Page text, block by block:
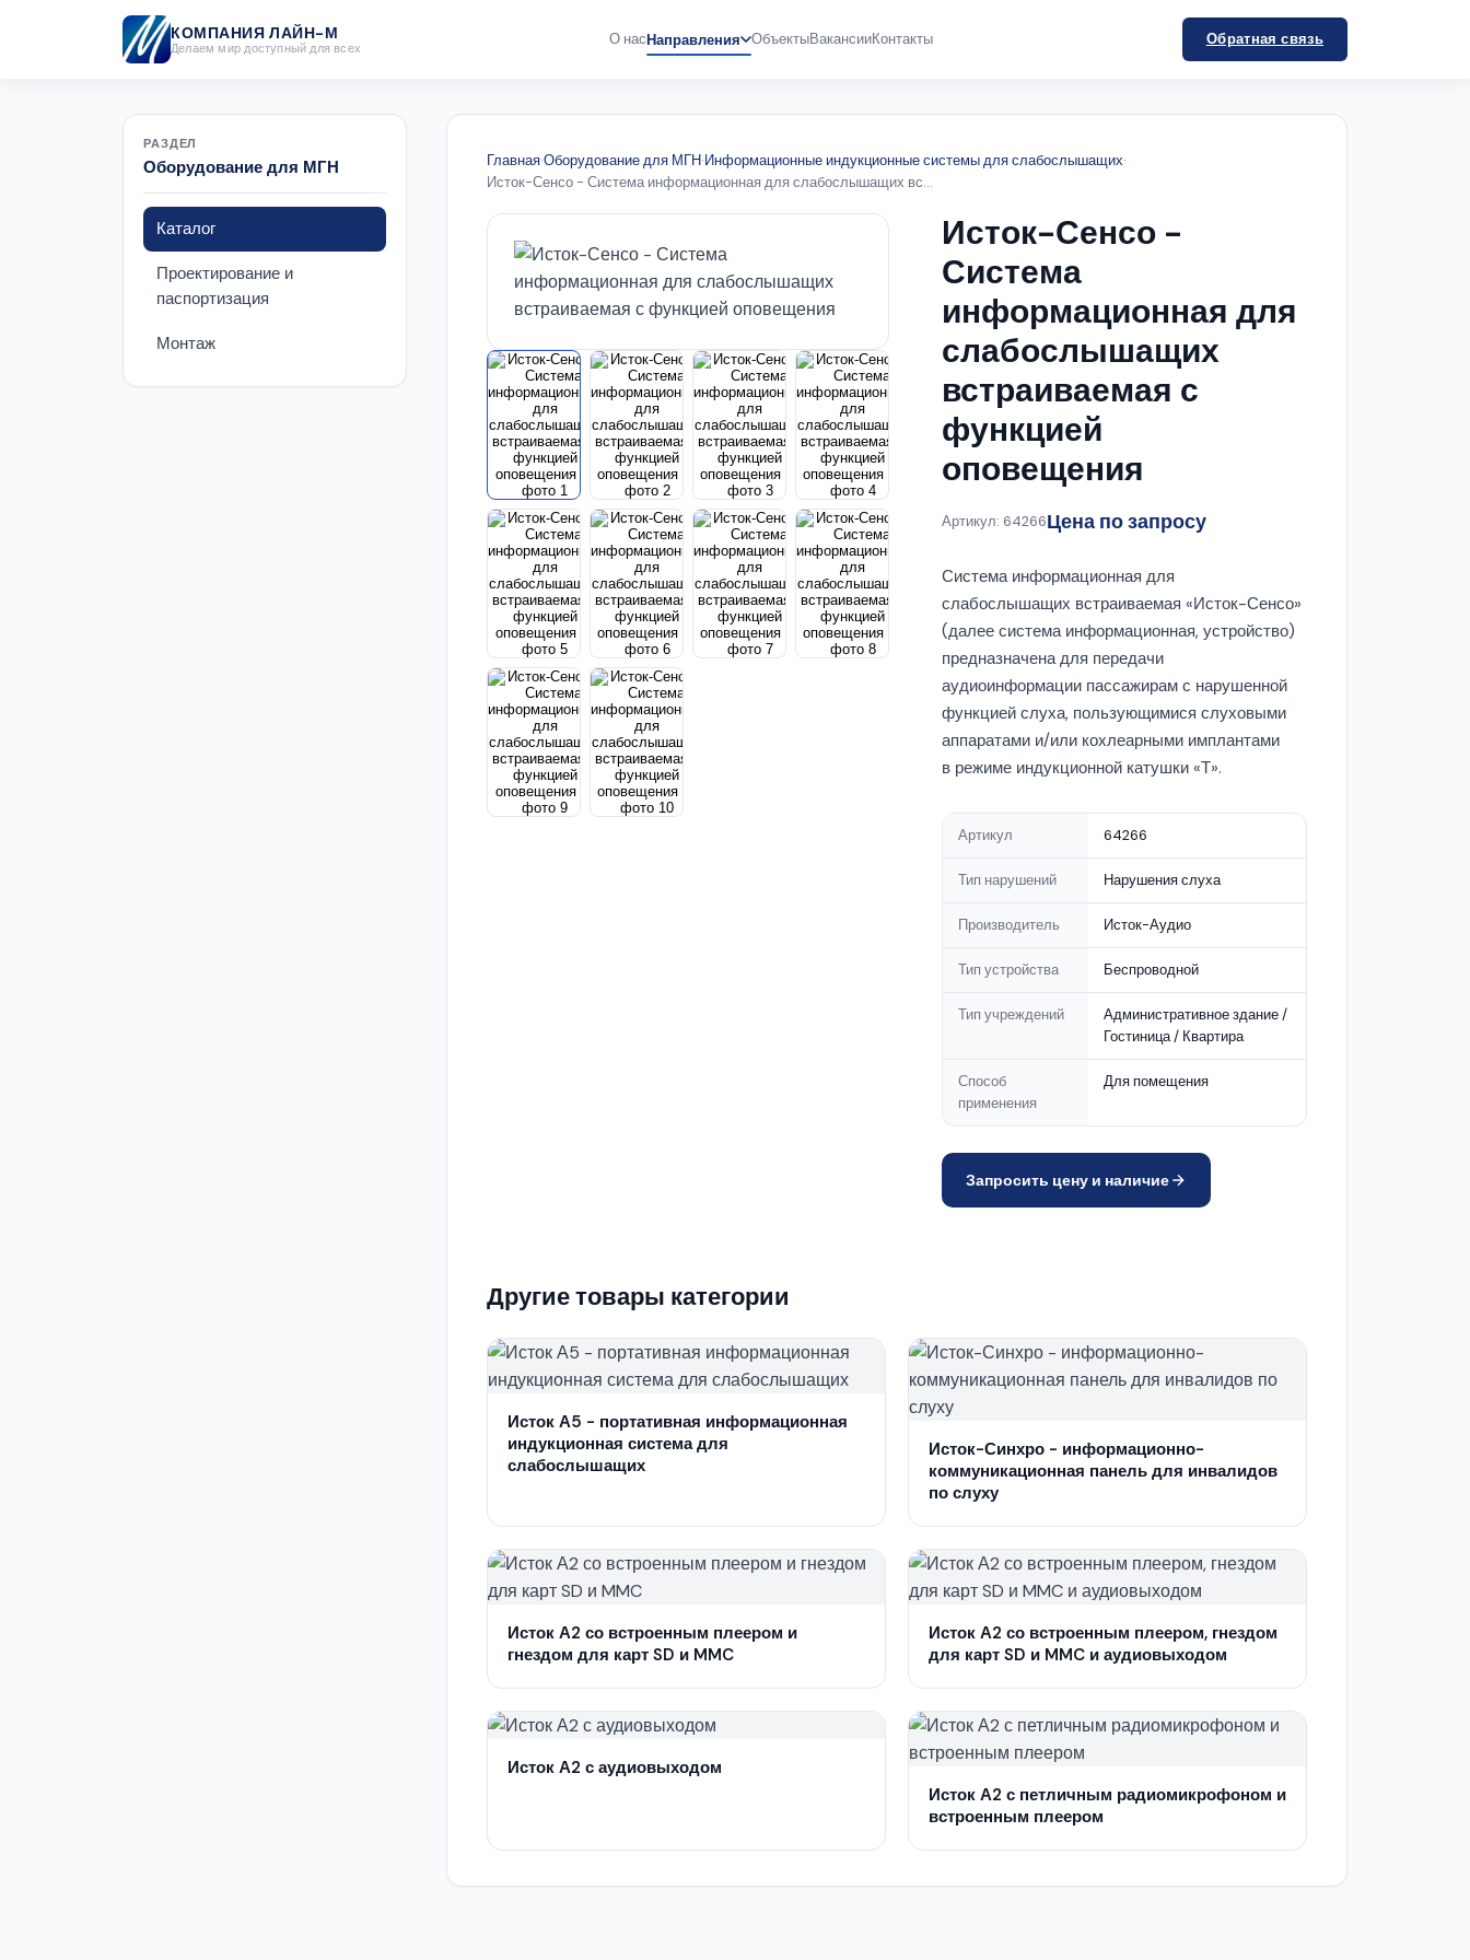
КОМПАНИЯ ЛАЙН-М
Делаем мир доступный для всех О насНаправления ОбъектыВакансииКонтакты Обратная связь
РАЗДЕЛ
Оборудование для МГН
Каталог
Проектирование и
паспортизация
Монтаж
Главная·Оборудование для МГН·Информационные индукционные системы для слабослышащих·
Исток-Сенсо - Система информационная для слабослышащих вс...
Исток-Сенсо -
Система
информационная для
слабослышащих
встраиваемая с
функцией
оповещения
Артикул: 64266Цена по запросу
Система информационная для
слабослышащих встраиваемая «Исток-Сенсо»
(далее система информационная, устройство)
предназначена для передачи
аудиоинформации пассажирам с нарушенной
функцией слуха, пользующимися слуховыми
аппаратами и/или кохлеарными имплантами
в режиме индукционной катушки «Т».
Артикул 64266
Тип нарушений Нарушения слуха
Производитель Исток-Аудио
Тип устройства Беспроводной
Тип учреждений
Административное здание /
Гостиница / Квартира
Способ
применения
Для помещения
Запросить цену и наличие
Другие товары категории
Исток А5 - портативная информационная
индукционная система для
слабослышащих
Исток-Синхро - информационно-
коммуникационная панель для инвалидов
по слуху
Исток А2 со встроенным плеером и
гнездом для карт SD и MMC
Исток А2 со встроенным плеером, гнездом
для карт SD и MMC и аудиовыходом
Исток А2 с аудиовыходом
Исток А2 с петличным радиомикрофоном и
встроенным плеером